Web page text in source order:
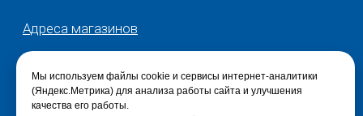
Мы используем файлы cookie и сервисы интернет-аналитики
(Яндекс.Метрика) для анализа работы сайта и улучшения
качества его работы.